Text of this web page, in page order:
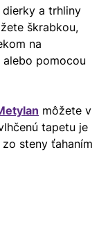
dierky a trhliny
škrabkou,
na
alebo pomocou
môžete v
tapetu je
steny ťahaním